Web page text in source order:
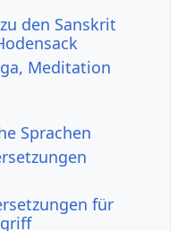
den Sanskrit
Meditation
Sprachen
für